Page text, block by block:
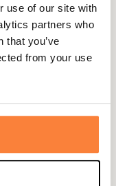
use of our site with
partners who
that you’ve
from your use
poignets
gauche plaquée
brodé, preuve de